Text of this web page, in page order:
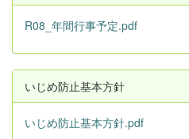
R08_年間行事予定.pdf
いじめ防止基本方針
いじめ防止基本方針.pdf